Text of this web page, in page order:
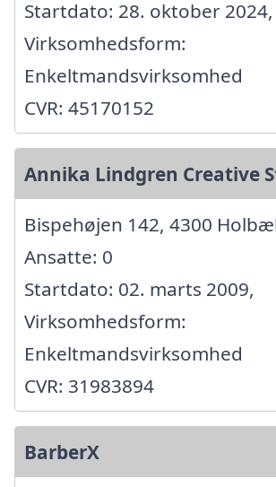
Startdato: 28. oktober 2024,
Virksomhedsform:
Enkeltmandsvirksomhed
CVR: 45170152
Annika Lindgren Creative
Bispehøjen 142, 4300
Ansatte: 0
Startdato: 02. marts 2009,
Virksomhedsform:
Enkeltmandsvirksomhed
CVR: 31983894
BarberX